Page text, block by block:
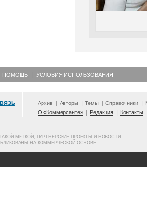
ПОМОЩЬ УСЛОВИЯ ИСПОЛЬЗОВАНИЯ
Архив Авторы Темы Справочники
О «Коммерсанте»
Редакция Контакты
МЕТКОЙ, ПАРТНЕРСКИЕ ПРОЕКТЫ И НОВОСТИ
НА КОММЕРЧЕСКОЙ ОСНОВЕ